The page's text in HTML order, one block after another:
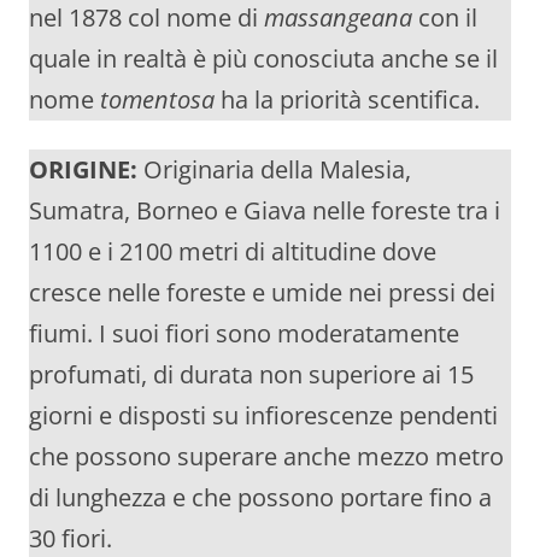
nel 1878 col nome di massangeana con il
quale in realtà è più conosciuta anche se il
nome tomentosa ha la priorità scentifica.
ORIGINE: Originaria della Malesia,
Sumatra, Borneo e Giava nelle foreste tra i
1100 e i 2100 metri di altitudine dove
cresce nelle foreste e umide nei pressi dei
fiumi. I suoi fiori sono moderatamente
profumati, di durata non superiore ai 15
giorni e disposti su infiorescenze pendenti
che possono superare anche mezzo metro
di lunghezza e che possono portare fino a
30 fiori.